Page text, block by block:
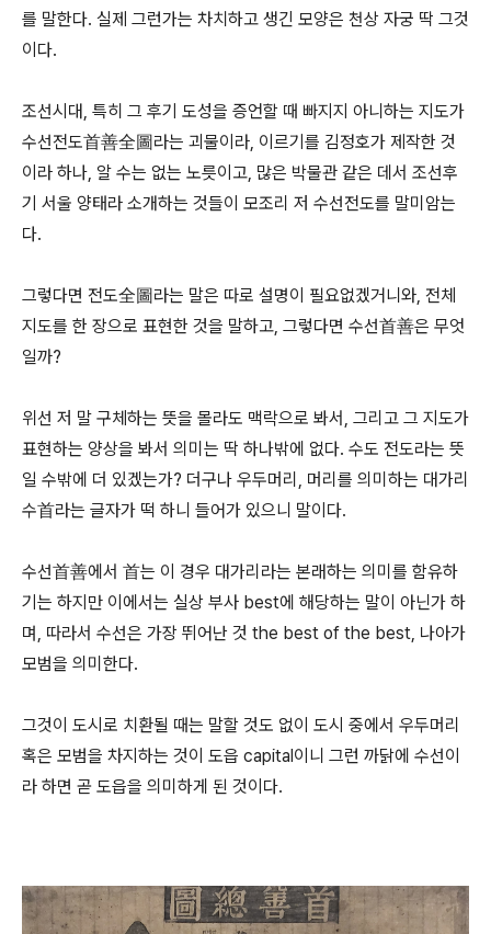
를 말한다. 실제 그런가는 차치하고 생긴 모양은 천상 자궁 딱 그것
이다.
조선시대, 특히 그 후기 도성을 증언할 때 빠지지 아니하는 지도가
수선전도首善全圖라는 괴물이라, 이르기를 김정호가 제작한 것
이라 하나, 알 수는 없는 노릇이고, 많은 박물관 같은 데서 조선후
기 서울 양태라 소개하는 것들이 모조리 저 수선전도를 말미암는
다.
그렇다면 전도全圖라는 말은 따로 설명이 필요없겠거니와, 전체
지도를 한 장으로 표현한 것을 말하고, 그렇다면 수선首善은 무엇
일까?
위선 저 말 구체하는 뜻을 몰라도 맥락으로 봐서, 그리고 그 지도가
표현하는 양상을 봐서 의미는 딱 하나밖에 없다. 수도 전도라는 뜻
일 수밖에 더 있겠는가? 더구나 우두머리, 머리를 의미하는 대가리
수首라는 글자가 떡 하니 들어가 있으니 말이다.
수선首善에서 首는 이 경우 대가리라는 본래하는 의미를 함유하
기는 하지만 이에서는 실상 부사 best에 해당하는 말이 아닌가 하
며, 따라서 수선은 가장 뛰어난 것 the best of the best, 나아가
모범을 의미한다.
그것이 도시로 치환될 때는 말할 것도 없이 도시 중에서 우두머리
혹은 모범을 차지하는 것이 도읍 capital이니 그런 까닭에 수선이
라 하면 곧 도읍을 의미하게 된 것이다.